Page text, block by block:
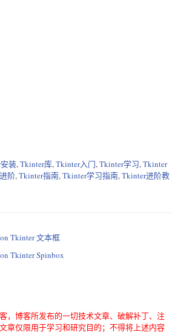
装,Tkinter库,Tkinter入门,Tkinter学习,Tkinter
阶,Tkinter指南,Tkinter学习指南,Tkinter进阶教
Tkinter 文本框
Tkinter Spinbox
，博客所发布的一切技术文章、破解补丁、注
章仅限用于学习和研究目的；不得将上述内容